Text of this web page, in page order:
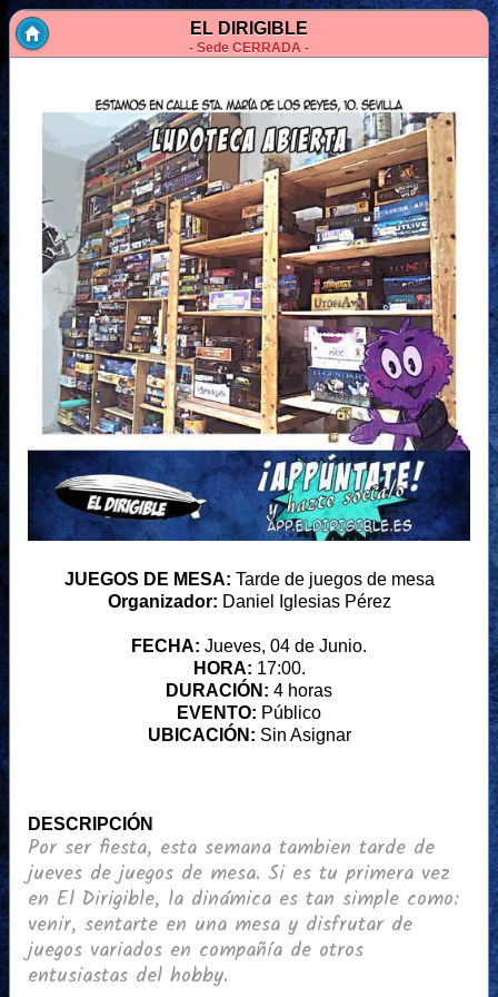
EL DIRIGIBLE
- Sede CERRADA -
JUEGOS DE MESA: Tarde de juegos de mesa
Organizador: Daniel Iglesias Pérez
FECHA: Jueves, 04 de Junio.
HORA: 17:00.
DURACIÓN: 4 horas
EVENTO: Público
UBICACIÓN: Sin Asignar
DESCRIPCIÓN
Por ser fiesta, esta semana tambien tarde de
jueves de juegos de mesa. Si es tu primera vez
en El Dirigible, la dinámica es tan simple como:
venir, sentarte en una mesa y disfrutar de
juegos variados en compañía de otros
entusiastas del hobby.